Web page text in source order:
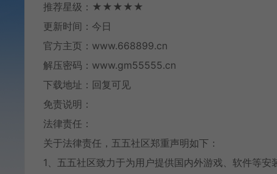
推荐星级：★★★★★
更新时间：今日
官方主页：www.668899.cn
解压密码：www.gm55555.cn
下载地址：回复可见
免责说明：
法律责任：
关于法律责任，五五社区郑重声明如下：
1、五五社区致力于为用户提供国内外游戏、软件等安